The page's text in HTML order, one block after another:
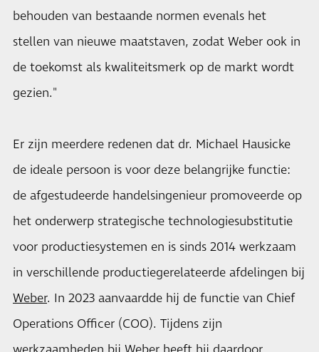
behouden van bestaande normen evenals het
stellen van nieuwe maatstaven, zodat Weber ook in
de toekomst als kwaliteitsmerk op de markt wordt
gezien."
Er zijn meerdere redenen dat dr. Michael Hausicke
de ideale persoon is voor deze belangrijke functie:
de afgestudeerde handelsingenieur promoveerde op
het onderwerp strategische technologiesubstitutie
voor productiesystemen en is sinds 2014 werkzaam
in verschillende productiegerelateerde afdelingen bij
Weber. In 2023 aanvaardde hij de functie van Chief
Operations Officer (COO). Tijdens zijn